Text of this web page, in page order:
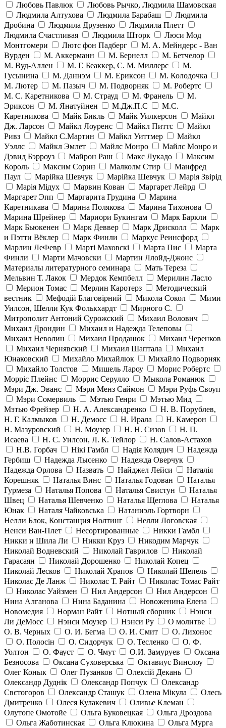
Любовь Павлюк
Любовь Рычко, Людмила Шамовская
Людмила Алтухова
Людмила Барабаш
Людмила
Дробина
Людмила Друзенко
Людмила Плетт
Людмила Счастливая
Людмила Шторк
Люси Мод
Монтгомери
Лютс фон Падберг
М. А. Мейндерс - Ван
Вурден
М. Аккерманн М. Бернелл
М. Бетчелор
М. Вуд-Аллен
М. Г. Беаккер, С. М. Миллерс
М.
Гусынина
М. Даннэм М. Ериксон
М. Колодочка
М. Лютер
М. Пазыч М. Подворняк
М. Робертс
М. С. Каретникова
М. Страуд М. Франель
М.
Эриксон
М. Янатуйнен М.Дж.П.С
М.С.
Каретникова
Майк Бикль Майк Уилкерсон
Майкл
Дж. Ларсон
Майкл Лоуренс Майкл Питтс
Майкл
Ривз
Майкл С.Мартин Майкл Уиттмер
Майкл
Уэллс
Майкл Эмлет Майлс Монро
Майлс Монро и
Дэвид Бэрроуз
Майрон Раш Макс Лукадо
Максим
Король
Максим Сорин Малколм Стир
Манфред
Паул
Марійка Шевчук Марійка Шевчук
Марія Звірід
Марія Мідух
Марвин Кован
Маргарет Лейрд
Маргарет Эпп
Маргарита Грудина
Марина
Каретникава
Марина Полякова
Марина Тихонова
Марина Шрейнер
Мариори Букингам
Марк Баркли
Марк Бьюкенен
Марк Деввер Марк Дрисколл
Марк
и Пэтти Вёклер
Марк Финли
Маркус Реинсфорд
Марлин ЛеФевр
Марті Маховскі Марта Пис
Марта
Финли
Марти Мачовски
Мартин Ллойд-Джонс
Материалы литературного семинара
Мать Тереза
Мельвин Т. Лакок
Мердок Кемпбелл
Мерилин Ласло
Мерион Томас
Мерлин Каротерз
Методический
вестник
Мефодій Благовірний Микола Сокол
Мими
Уилсон, Шелли Кук Фолькхардт
Мирного С.
Митрополит Антоний Сурожский
Михаил Волович
Михаил Дрондин
Михаил и Надежда Телеповы
Михаил Неволин
Михаил Проданюк
Михаил Черенков
Михаил Чернявский
Михаил Шаптала
Михаил
Юнаковский
Михайло Михайлюк
Михайло Подворняк
Михайло Толстов
Мишель Лароу
Морис Робертс
Морріс Плейнс
Моррис Серулло
Мыкола Романюк
Мэри Дж. Эванс
Мэри Менз Саймон
Мэри Руфь Своуп
Мэри Сомервиль
Мэтью Генри
Мэтью Мид
Мэтью Фрейзер
Н. А. Александренко
Н. В. Порублев,
Н. Г. Калмыков
Н. Демосс Н. Ирала
Н. Камерон
Н. Мазуровский
Н. Моузер Н. Н. Сизов
Н. П.
Исаева
Н. С. Уилсон, Л. К. Тейлор
Н. Салов-Астахов
Н.В. Горбач
Нікі Гамбл Надія Колядич
Надежда
Гербиш
Надежда Лысенко
Надежда Оверчук
Надежда Орлова
Назвать Найджел Лейси
Наталія
Корешняк
Наталья Винс Наталья Годован
Наталья
Гурмеза
Наталья Попова Наталья Свистун
Наталья
Швец
Наталья Шевченко Наталья Щеглова
Наталья
Юнак
Наталя Чайковська
Натаниэль Гортворн
Нелли Блок, Констанция Нолтинг
Нелли Логовская
Ненси Ван-Плет
Несортированные
Никки Гамбл
Никки и Шила Ли
Никки Круз
Никодим Марчук
Николай Водневский
Николай Гаврилов
Николай
Гарасаян
Николай Дорошенко
Николай Копец
Николай Лесков
Николай Храпов
Николай Шепель
Николас Де Ланж
Николас Т. Райт
Николас Томас Райт
Николас Уайзмен
Нил Андерсон
Нил Андерсон
Нина Алганова
Нина Баданина
Новоженина Елена
Новомедия
Норман Райт Нотный сборник
Нэнси
Ли ДеМосс
Нэнси Моузер Нэнси Ру
О молитве
О. В. Черных
О. И. Бегма О. И. Смит
О. Лихонос
О. Полосін
О. Сидорчук О. Тесленко
О. Ф.
Уолтон
О. Фауст О. Чмут О.И. Замуруев
Оксана
Безносова
Оксана Суховерська
Октавиус Винслоу
Олег Конык
Олег Пузанков
Олексій Декань
Олександр Дуднік
Олександр Попчук
Олександр
Свєтогоров
Олександр Сташук Олена Мікула
Олесь
Дмитренко
Олеся Кулакевич
Оливье Клеман
Олутопе Омотойе
Ольга Буковецкая
Ольга Дроздова
Ольга Жаботинская
Ольга Клюкина
Ольга Мурга